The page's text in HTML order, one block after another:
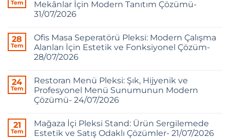
Tem
Mekânlar İçin Modern Tanıtım Çözümü-
31/07/2026
28
Tem
Ofis Masa Seperatörü Pleksi: Modern Çalışma
Alanları İçin Estetik ve Fonksiyonel Çözüm-
28/07/2026
24
Tem
Restoran Menü Pleksi: Şık, Hijyenik ve
Profesyonel Menü Sunumunun Modern
Çözümü- 24/07/2026
21
Tem
Mağaza İçi Pleksi Stand: Ürün Sergilemede
Estetik ve Satış Odaklı Çözümler- 21/07/2026